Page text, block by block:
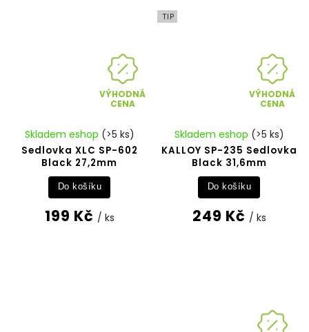
VÝHODNÁ
CENA
Sedlovka XLC SP-602
Black 27,2mm
Skladem eshop (>5 ks)
199 Kč / ks
Do košíku
TIP
VÝHODNÁ
CENA
KALLOY SP-235 Sedlovka
Black 31,6mm
Skladem eshop (>5 ks)
249 Kč / ks
Do košíku